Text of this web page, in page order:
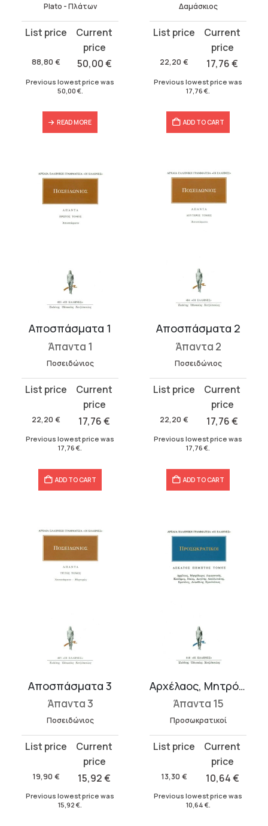
Plato - Πλάτων
88,80 €
Original
was:
88,80 €.
50,00€
Current
50,00 €.
Previous lowest price was
50,00 €.
READ MORE
Δαμάσκιος
22,20 €
Original
was:
22,20 €.
17,76€
Current
17,76 €.
Previous lowest price was
17,76 €.
ADD TO CART
Αποσπάσματα 1
Άπαντα 1
Ποσειδώνιος
22,20 €
Original
was:
22,20 €.
17,76€
Current
17,76 €.
Previous lowest price was
17,76 €.
ADD TO CART
Αποσπάσματα 2
Άπαντα 2
Ποσειδώνιος
22,20 €
Original
was:
22,20 €.
17,76€
Current
17,76 €.
Previous lowest price was
17,76 €.
ADD TO CART
Αποσπάσματα 3
Άπαντα 3
Ποσειδώνιος
19,90 €
Original
was:
19,90 €.
15,92€
Current
15,92 €.
Previous lowest price was
15,92 €.
Αρχέλαος, Μητρόδωρος ο Λαμψακηνός, Κλείδημος, Ιδαίος, Διογένης ο Α...
Άπαντα 15
Προσωκρατικοί
13,30 €
Original
was:
13,30 €.
10,64€
Current
10,64 €.
Previous lowest price was
10,64 €.